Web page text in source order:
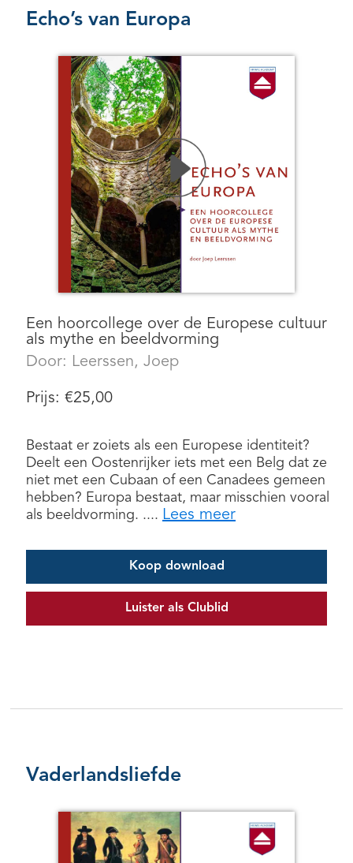
Echo’s van Europa
Een hoorcollege over de Europese cultuur
als mythe en beeldvorming
Door: Leerssen, Joep
Prijs: €25,00
Bestaat er zoiets als een Europese identiteit?
Deelt een Oostenrijker iets met een Belg dat ze
niet met een Cubaan of een Canadees gemeen
hebben? Europa bestaat, maar misschien vooral
als beeldvorming. .... Lees meer
Koop download
Luister als Clublid
Vaderlandsliefde